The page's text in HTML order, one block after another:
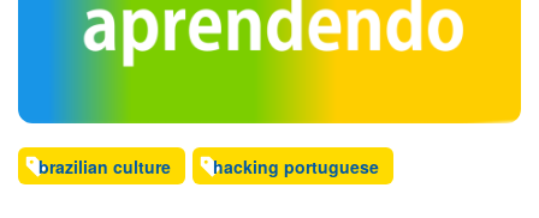
brazilian culture hacking portuguese